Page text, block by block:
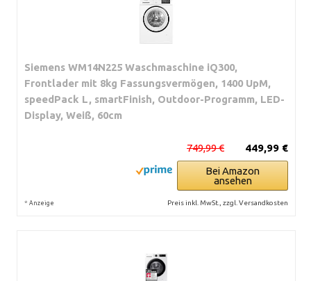
Siemens WM14N225 Waschmaschine iQ300,
Frontlader mit 8kg Fassungsvermögen, 1400 UpM,
speedPack L, smartFinish, Outdoor-Programm, LED-
Display, Weiß, 60cm
449,99 €
749,99 €
Bei Amazon
ansehen
* Anzeige Preis inkl. MwSt., zzgl. Versandkosten